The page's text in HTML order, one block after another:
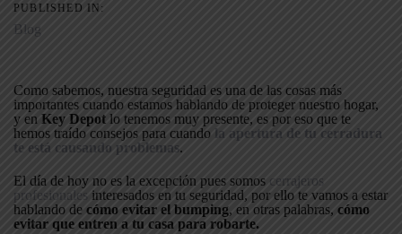
PUBLISHED IN:
Blog
Como sabemos, nuestra seguridad es una de las cosas más
importantes cuando estamos hablando de proteger nuestro hogar,
y en Key Depot lo tenemos muy presente, es por eso que te
hemos traído consejos para cuando la apertura de tu cerradura
te está causando problemas.
El día de hoy no es la excepción pues somos cerrajeros
profesionales interesados en tu seguridad, por ello te vamos a estar
hablando de cómo evitar el bumping, en otras palabras, cómo
evitar que entren a tu casa para robarte.